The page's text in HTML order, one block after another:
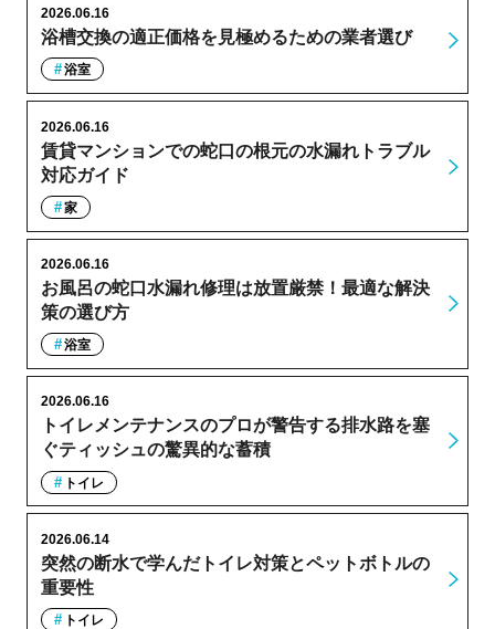
浴槽交換の適正価格を見極めるための業者選び
2026.06.16
浴室
賃貸マンションでの蛇口の根元の水漏れトラブル
対応ガイド
2026.06.16
家
お風呂の蛇口水漏れ修理は放置厳禁！最適な解決
策の選び方
2026.06.16
浴室
トイレメンテナンスのプロが警告する排水路を塞
ぐティッシュの驚異的な蓄積
2026.06.16
トイレ
突然の断水で学んだトイレ対策とペットボトルの
重要性
2026.06.14
トイレ